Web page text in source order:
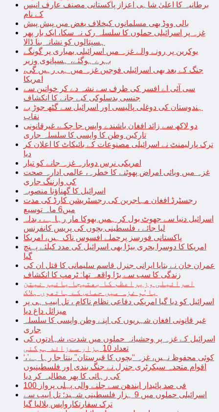
برطانیہ کا اعلیٰ شاہی اعزاز پاکستانی مصنف عارف انیس
کے نام
بالی ووڈ بھی مسلمانوں کیخلاف بغض میں پیش پیش
غزہ پر اسرائیلی حملوں کا سلسلہ رک نہ سکا، ایک بار پھر
ہسپتالوں کو نشانہ بنا ڈالا
یوکرین پر رونے والے غزہ میں اسرائیلی بمباری پر گونگے
بہرے ہوگئے، ہسپانوی وزیر
جنگ کے بعد بھی اسرائیلی فوجیں غزہ میں ہی رہیں گی،
امریکا
سی آئی اے افسر کی طرف سے نشہ دے کر خواتین سے
جنسی بدسلوکی کیے جانے کا انکشاف
ہندوستان کی دوغلی پالیسی اور اسرائیل سے گٹھ جوڑ بے
نقاب
دو لاکھ سے زائد افغان باشندے واپس جا چکے، غیرقانونی
تارکین وطن کا واپسی کا سلسلہ جاری
ترک پارلیمنٹ نے اسرائیلی مصنوعات کے بائیکاٹ کا اعلان کر
دیا
امریکی نرس دوبارہ غزہ جانے کو تیار
غزہ میں وبائی امراض پھوٹنے کا خطرہ، عالمی ادارہ صحت
کی وارننگ جاری
اسرائیل کا گھناؤنا منصوبہ
رجسٹرڈ افغان مہاجرین کی رجسٹریشن کارڈ کی مدت
میں6 ماہ توسیع
اسرائیل دنیا سے جھوٹ بول کر ہمیں بھوکا مار رہا ہے ، بدلہ
لیا جائے ، فلسطینی بچوں کی پریس کانفرنس
پاکستانی فورسز پرحملے افسوس ناک ہیں، امریکا
امریکا کا دوسرا بحری بیڑا بھی اسرائیل کی مدد کیلئے پہنچ
گیا
عمران خان نے بتایا ایرانی جنرل قاسم سلیمانی کا قتل ان کی
زندگی کا سب سے بڑا واقعہ تھا: ٹرمپ کا انکشاف
اسرائیلی وزیراعظم کا بھتیجا یائیر نیتن
یاہُو غزہ میں حماس کے ہاتھوں ہلاک
اسرائیل کو دیا گیا امریکی دفاعی نظام ناکام ، تل ابیب ہی پر
میزائل داغ دیا
غیر قانونی افغان شہریوں کی اپنے وطن واپسی کا سلسلہ
جاری
اسرائیل کے غزہ پر وحشیانہ حملوں میں شدت، شہادتوں کی
تعداد 10 ہزار سےزائد ہوگئی
‘کوئی محفوظ نہیں، غزہ “بچوں کا قبرستان” بنتا جا رہا ہے’،
اقوام متحدہ سیکرٹری جنرل نے جنگ بندی اور فلسطینیوں
کی رہائی کا پھر مطالبہ کر دیا
100 فی صد پائیدار ایندھن سے چلنے والی پہلی پرواز
اسرائیلی حملوں میں 9 ہزار فلسطینی شہید؛ تل ابیب سے
ترک سفارتکارواپس بلالیا گیا